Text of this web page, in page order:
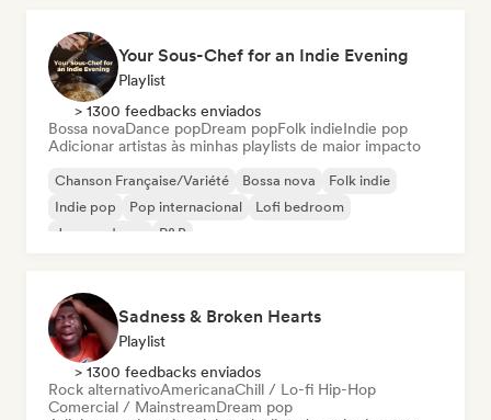
Your Sous-Chef for an Indie Evening
Playlist
> 1300 feedbacks enviados
Bossa novaDance popDream popFolk indieIndie pop
Adicionar artistas às minhas playlists de maior impacto
Chanson Française/Variété Bossa nova
Folk indie
Indie pop
Pop internacional
Lofi bedroom
Jazz moderno
R&B
Sadness & Broken Hearts
Playlist
> 1300 feedbacks enviados
Rock alternativoAmericanaChill / Lo-fi Hip-Hop
Comercial / MainstreamDream pop